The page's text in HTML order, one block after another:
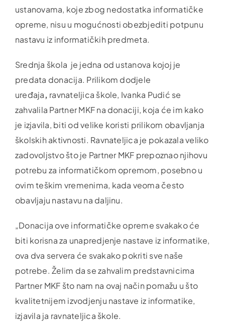
ustanovama, koje zbog nedostatka informatičke
opreme, nisu u mogućnosti obezbjediti potpunu
nastavu iz informatičkih predmeta.
Srednja škola je jedna od ustanova kojoj je
predata donacija. Prilikom dodjele
uređaja, ravnateljica škole, Ivanka Pudić se
zahvalila Partner MKF na donaciji, koja će im kako
je izjavila, biti od velike koristi prilikom obavljanja
školskih aktivnosti. Ravnateljica je pokazala veliko
zadovoljstvo što je Partner MKF prepoznao njihovu
potrebu za informatičkom opremom, posebno u
ovim teškim vremenima, kada veoma često
obavljaju nastavu na daljinu.
„Donacija ove informatičke opreme svakako će
biti korisna za unapredjenje nastave iz informatike,
ova dva servera će svakako pokriti sve naše
potrebe. Želim da se zahvalim predstavnicima
Partner MKF što nam na ovaj način pomažu u što
kvalitetnijem izvodjenju nastave iz informatike,
izjavila ja ravnateljica škole.